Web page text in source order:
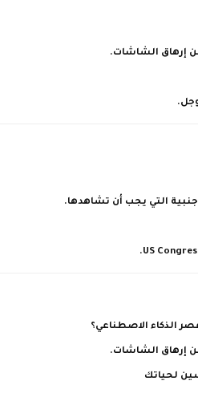
إرهاق الشاشات.
التي يجب أن تشاهدها.
US
الذكاء الاصطناعي؟
إرهاق الشاشات.
لحياتك